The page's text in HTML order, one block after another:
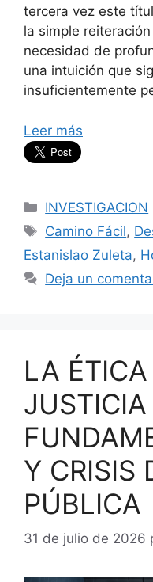
tercera vez este
la simple
necesidad de
una intuición que
insuficientemente
Leer más
Categorías
INVESTIGACION
Etiquetas
Camino Fácil,
Estanislao Zuleta,
Deja un
LA
JUSTICIA
Y CRISIS
PÚBLICA
31 de julio de 2026